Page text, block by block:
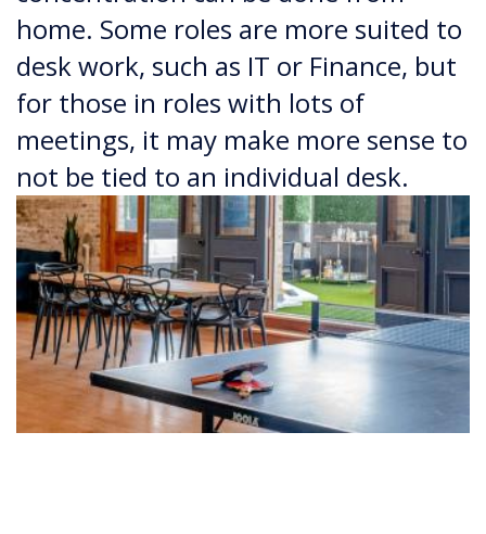
home. Some roles are more suited to
desk work, such as IT or Finance, but
for those in roles with lots of
meetings, it may make more sense to
not be tied to an individual desk.